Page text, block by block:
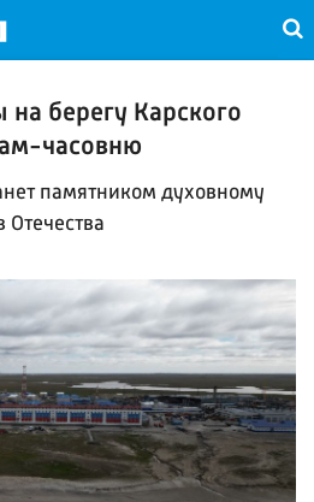
берегу Карского
часовню
памятником духовному